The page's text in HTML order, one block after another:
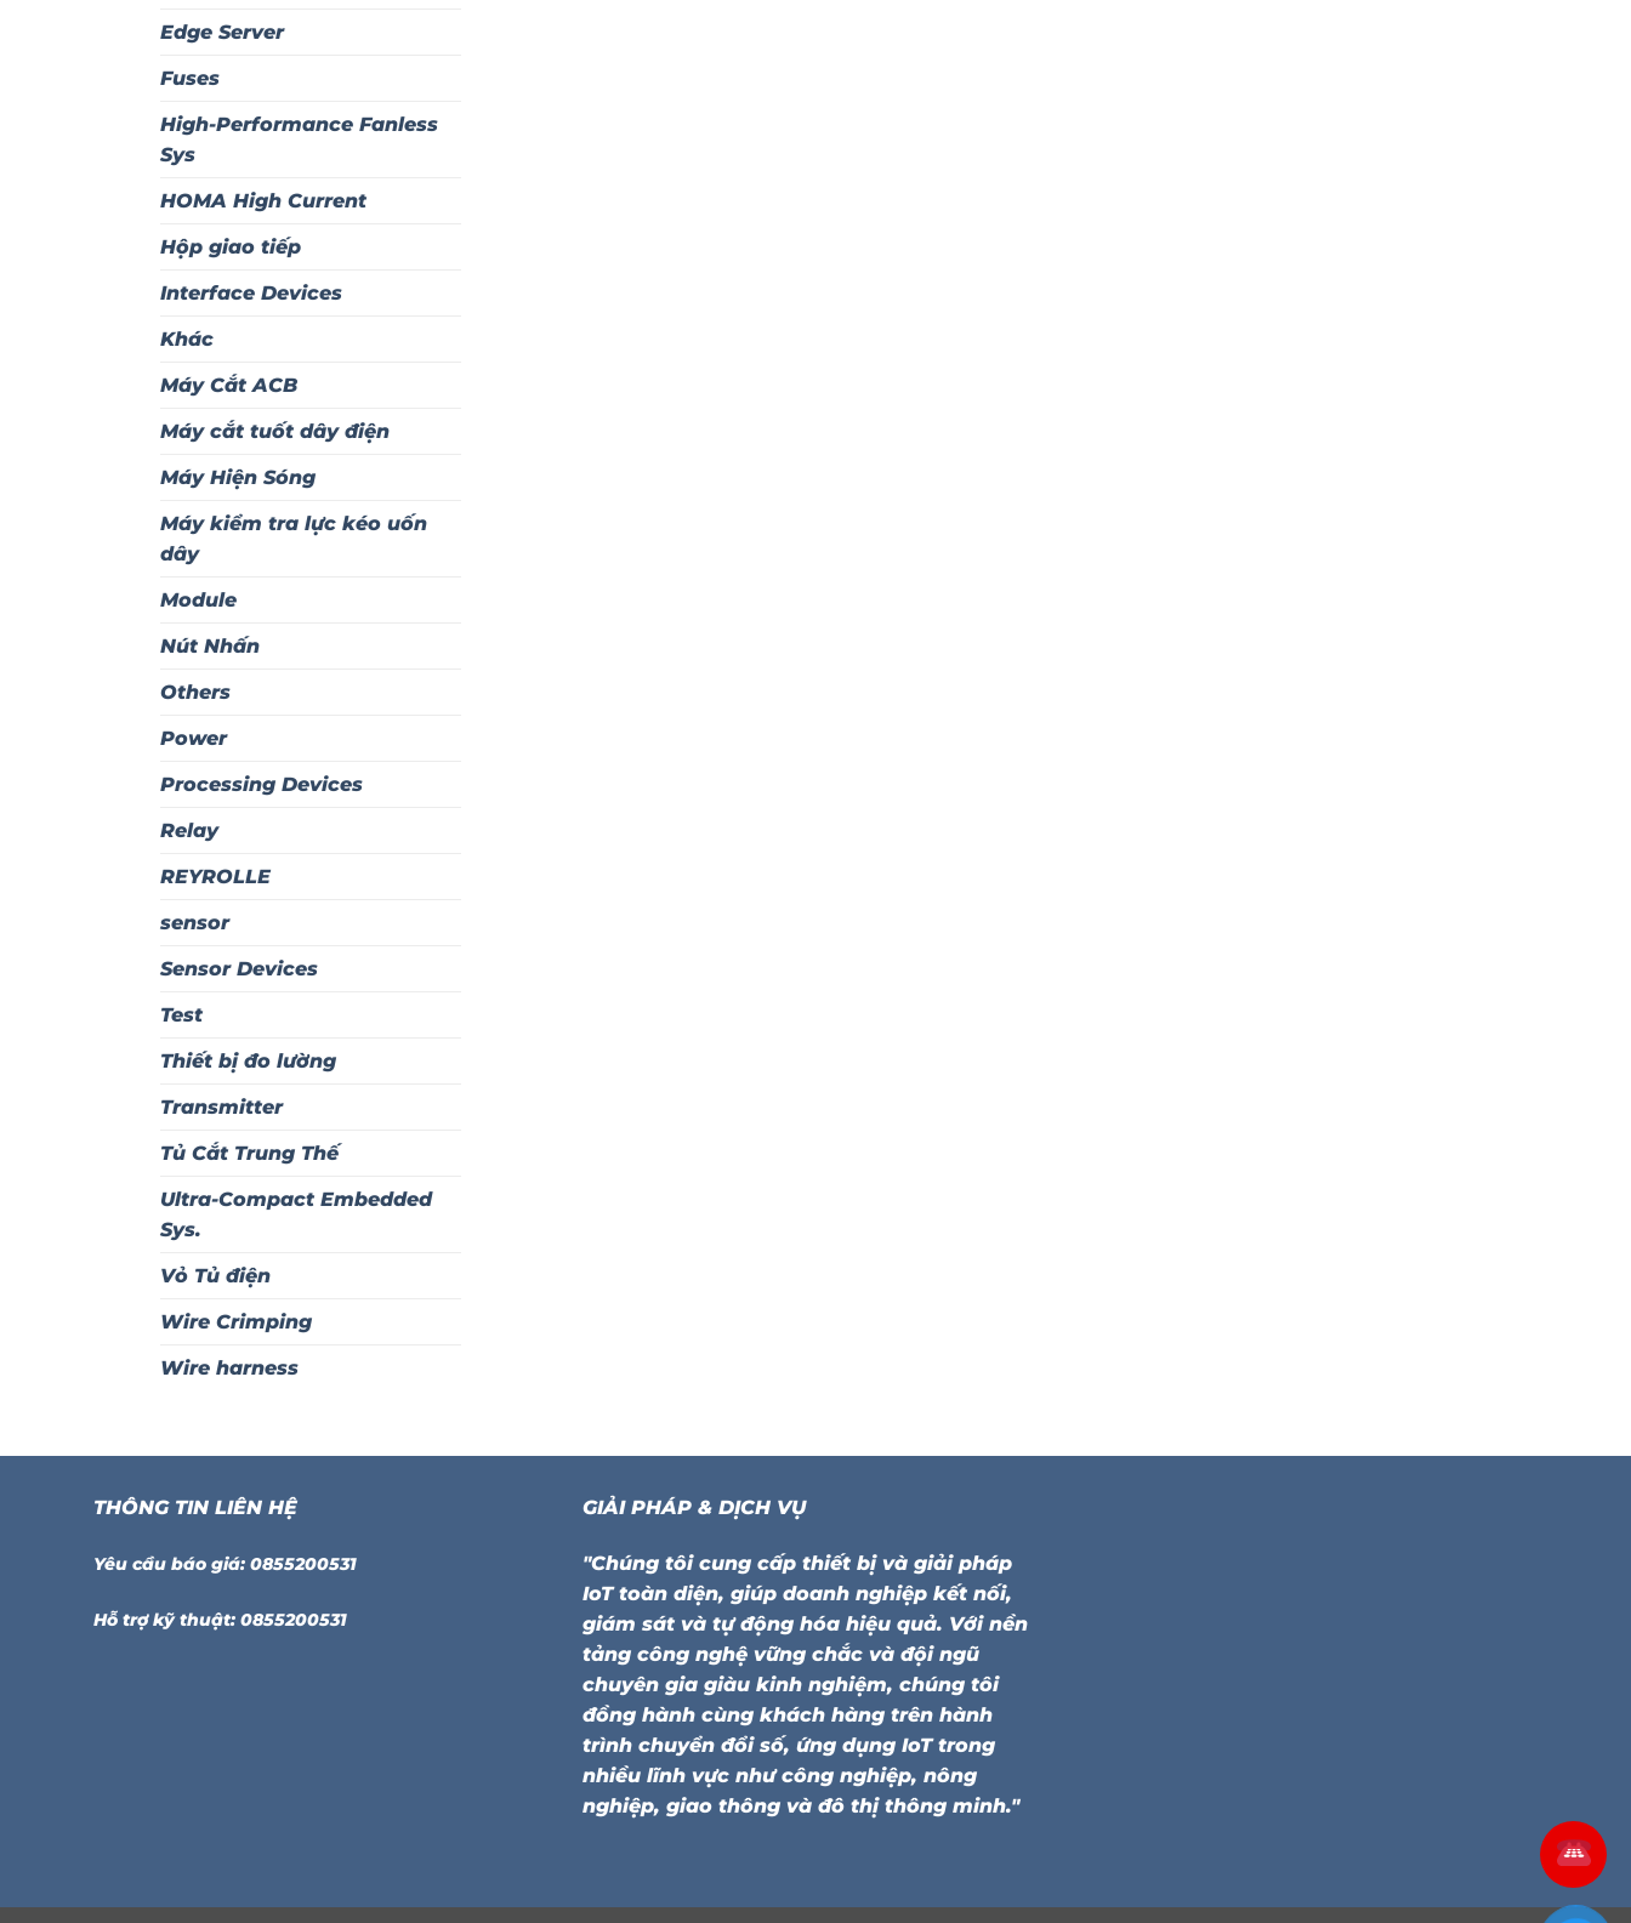
Edge Server
Fuses
High-Performance Fanless
Sys
HOMA High Current
Hộp giao tiếp
Interface Devices
Khác
Máy Cắt ACB
Máy cắt tuốt dây điện
Máy Hiện Sóng
Máy kiểm tra lực kéo uốn
dây
Module
Nút Nhấn
Others
Power
Processing Devices
Relay
REYROLLE
sensor
Sensor Devices
Test
Thiết bị đo lường
Transmitter
Tủ Cắt Trung Thế
Ultra-Compact Embedded
Sys.
Vỏ Tủ điện
Wire Crimping
Wire harness
THÔNG TIN LIÊN HỆ
Yêu cầu báo giá: 0855200531
Hỗ trợ kỹ thuật: 0855200531
GIẢI PHÁP & DỊCH VỤ
"Chúng tôi cung cấp thiết bị và giải pháp
IoT toàn diện, giúp doanh nghiệp kết nối,
giám sát và tự động hóa hiệu quả. Với nền
tảng công nghệ vững chắc và đội ngũ
chuyên gia giàu kinh nghiệm, chúng tôi
đồng hành cùng khách hàng trên hành
trình chuyển đổi số, ứng dụng IoT trong
nhiều lĩnh vực như công nghiệp, nông
nghiệp, giao thông và đô thị thông minh."